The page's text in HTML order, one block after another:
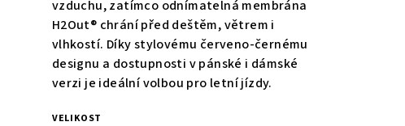
vzduchu, zatímco odnímatelná membrána
H2Out® chrání před deštěm, větrem i
vlhkostí. Díky stylovému červeno-černému
designu a dostupnosti v pánské i dámské
verzi je ideální volbou pro letní jízdy.
VELIKOST